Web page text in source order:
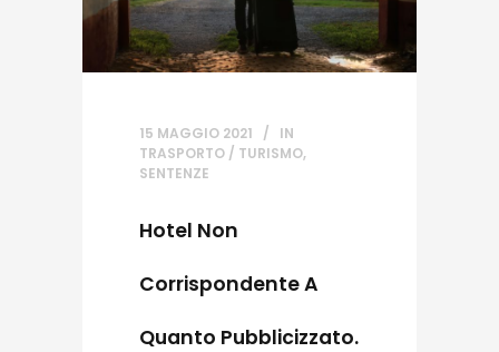
15 MAGGIO 2021
IN
TRASPORTO / TURISMO,
SENTENZE
Hotel Non
Corrispondente A
Quanto Pubblicizzato.